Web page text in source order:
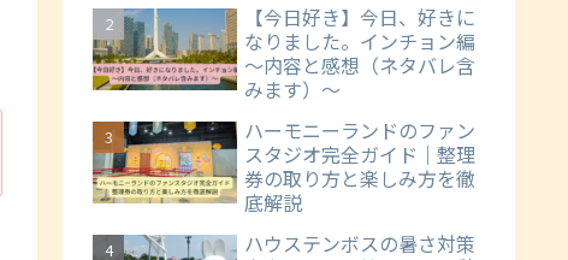
【今日好き】今日、好きに
なりました。インチョン編
～内容と感想（ネタバレ含
みます）～
ハーモニーランドのファン
スタジオ完全ガイド｜整理
券の取り方と楽しみ方を徹
底解説
ハウステンボスの暑さ対策